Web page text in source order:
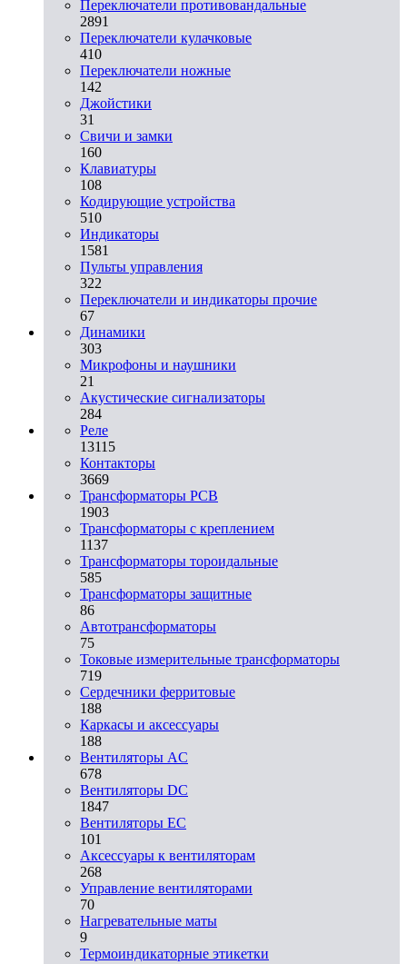
Переключатели противовандальные
2891
Переключатели кулачковые
410
Переключатели ножные
142
Джойстики
31
Свичи и замки
160
Клавиатуры
108
Кодирующие устройства
510
Индикаторы
1581
Пульты управления
322
Переключатели и индикаторы прочие
67
Динамики
303
Микрофоны и наушники
21
Акустические сигнализаторы
284
Реле
13115
Контакторы
3669
Трансформаторы PCB
1903
Трансформаторы с креплением
1137
Трансформаторы тороидальные
585
Трансформаторы защитные
86
Автотрансформаторы
75
Токовые измерительные трансформаторы
719
Сердечники ферритовые
188
Каркасы и аксессуары
188
Вентиляторы AC
678
Вентиляторы DC
1847
Вентиляторы EC
101
Аксессуары к вентиляторам
268
Управление вентиляторами
70
Нагревательные маты
9
Термоиндикаторные этикетки